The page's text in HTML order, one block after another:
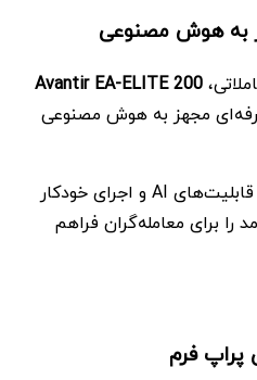
به هوش مصنوعی
Avantir EA-ELITE 200
مجهز به هوش مصنوعی
این ترمینال هوشمند با ترکیب قابلیت‌های AI و اجرای خودکار
را برای معامله‌گران فراهم
فرم